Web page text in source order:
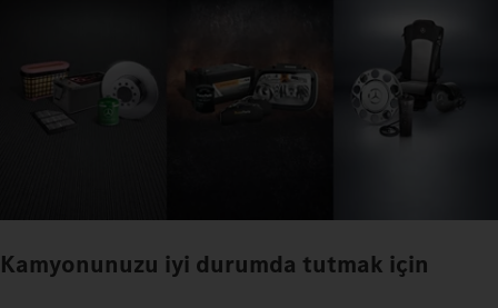
Kamyonunuzu iyi durumda tutmak için